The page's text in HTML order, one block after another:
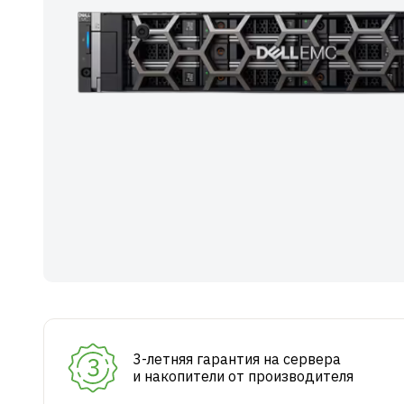
3-летняя гарантия на сервера
и накопители от производителя